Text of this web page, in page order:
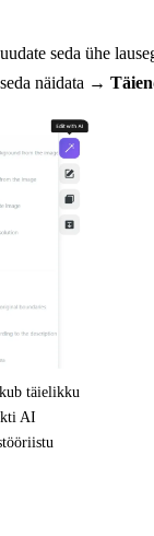
seda ühe
näidata →
täielikku
AI